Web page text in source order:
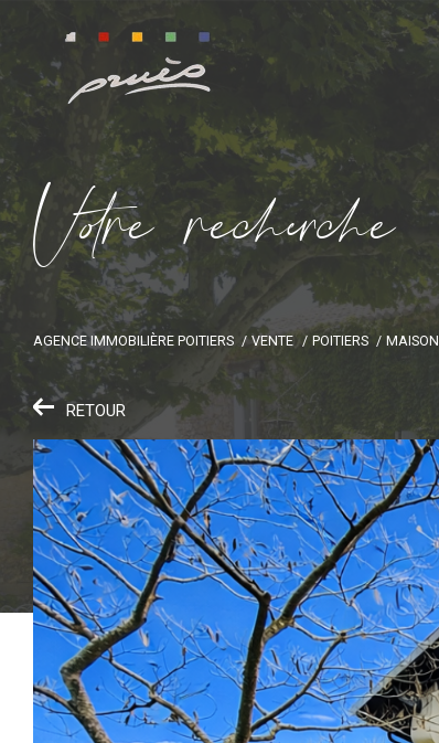
Vore recece
AGENCE IMMOBILIÈRE POITIERS VENTE POITIERS MAISON
RETOUR